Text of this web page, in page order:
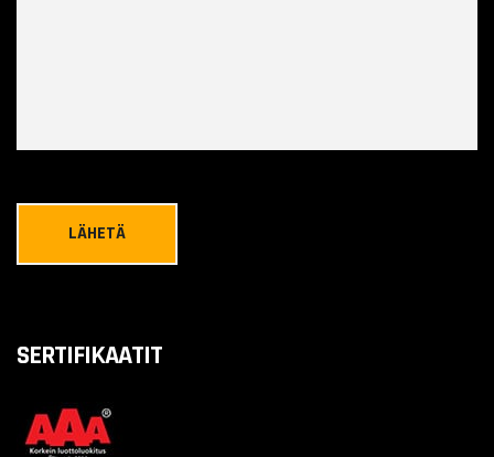
SERTIFIKAATIT